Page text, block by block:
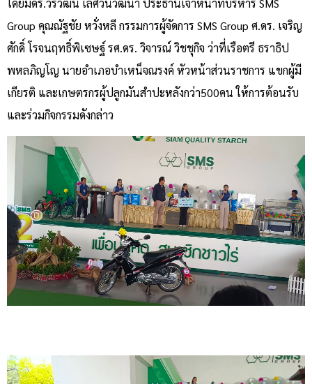
โดยมีดร.วีรวัฒน์ เลิศวนวัฒนา ประธานเจ้าหน้าที่บริหาร SMS
Group คุณณัฐชัย หวั่งหลี กรรมการผู้จัดการ SMS Group ศ.ดร. เจริญ
ศักดิ์ โรจนฤทธิ์พิเซษฐ์ รศ.ดร. วิจารณ์ วิชชุกิจ ว่าที่เรือตรี ธราธิป
พหลภิญโญ นายอำเภอบำเหน็จณรงค์ หัวหน้าส่วนราชการ แขกผู้มี
เกียรติ และเกษตรกรผู้ปลูกมันสำปะหลังกว่า500คน ให้การต้อนรับ
และร่วมกิจกรรมดังกล่าว